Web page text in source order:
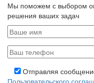
Мы поможем с выбором
решения ваших задач
Отправляя